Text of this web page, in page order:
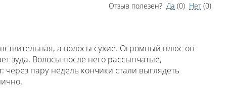
Отзыв полезен? Да (0) Нет (0)
а волосы сухие. Огромный плюс он
зуда. Волосы после него рассыпчатые,
пару недель кончики стали выглядеть